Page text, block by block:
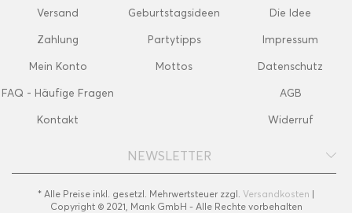
Versand
Zahlung
Mein Konto
FAQ - Häufige Fragen
Kontakt
Geburtstagsideen
Partytipps
Mottos
Die Idee
Impressum
Datenschutz
AGB
Widerruf
NEWSLETTER
* Alle Preise inkl. gesetzl. Mehrwertsteuer zzgl. Versandkosten |
Copyright © 2021, Mank GmbH - Alle Rechte vorbehalten